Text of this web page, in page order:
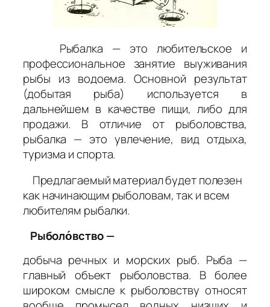
Рыбалка — это любительское и
профессиональное занятие выуживания
рыбы из водоема. Основной результат
(добытая рыба) используется в
дальнейшем в качестве пищи, либо для
продажи. В отличие от рыболовства,
рыбалка — это увлечение, вид отдыха,
туризма и спорта.
Предлагаемый материал будет полезен
как начинающим рыболовам, так и всем
любителям рыбалки.
Рыболо́вство —
добыча речных и морских рыб. Рыба —
главный объект рыболовства. В более
широком смысле к рыболовству относят